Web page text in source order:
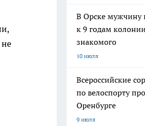
В Орске мужчину
к 9 годам
знакомого
10 июля
Всероссийские
по велоспорту
Оренбурге
9 июля